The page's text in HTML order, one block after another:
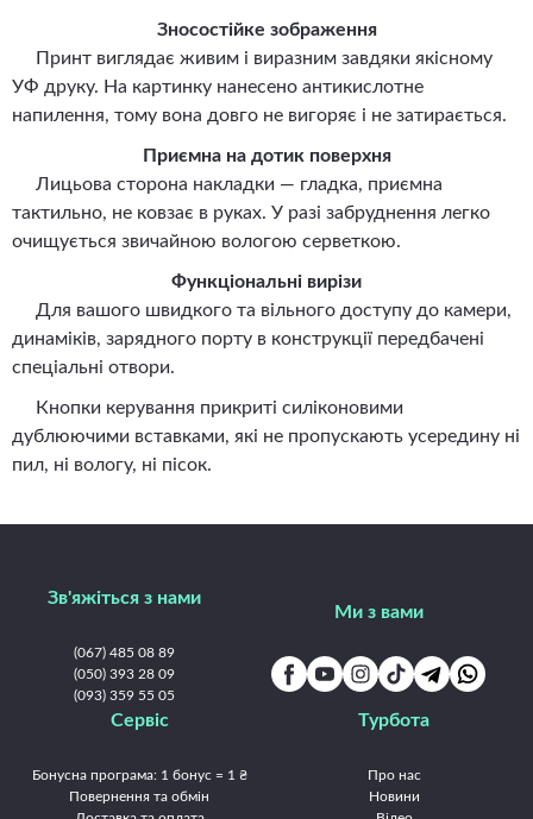
Зносостійке зображення
Принт виглядає живим і виразним завдяки якісному
УФ друку. На картинку нанесено антикислотне
напилення, тому вона довго не вигоряє і не затирається.
Приємна на дотик поверхня
Лицьова сторона накладки — гладка, приємна
тактильно, не ковзає в руках. У разі забруднення легко
очищується звичайною вологою серветкою.
Функціональні вирізи
Для вашого швидкого та вільного доступу до камери,
динаміків, зарядного порту в конструкції передбачені
спеціальні отвори.
Кнопки керування прикриті силіконовими
дублюючими вставками, які не пропускають усередину ні
пил, ні вологу, ні пісок.
Зв'яжіться з нами
(067) 485 08 89
(050) 393 28 09
(093) 359 55 05
Ми з вами
Сервіс
Бонусна програма: 1 бонус = 1 ₴
Повернення та обмін
Турбота
Про нас
Новини